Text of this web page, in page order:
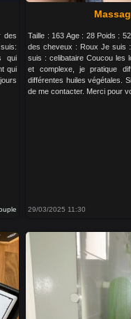
des
qui
qui
Taille : 163 Age : 28 Poids :
des cheveux : Roux Je suis
suis : celibataire Coucou les
et complexe, je pratique
différentes huiles végétales.
de me contacter. Merci pour
29/03/2025 11:30